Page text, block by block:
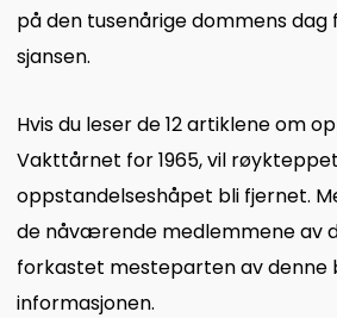
på den tusenårige dommens dag
sjansen.
Hvis du leser de 12 artiklene om
Vakttårnet for 1965, vil
oppstandelseshåpet bli fjernet.
de nåværende medlemmene av
forkastet mesteparten av denne
informasjonen.